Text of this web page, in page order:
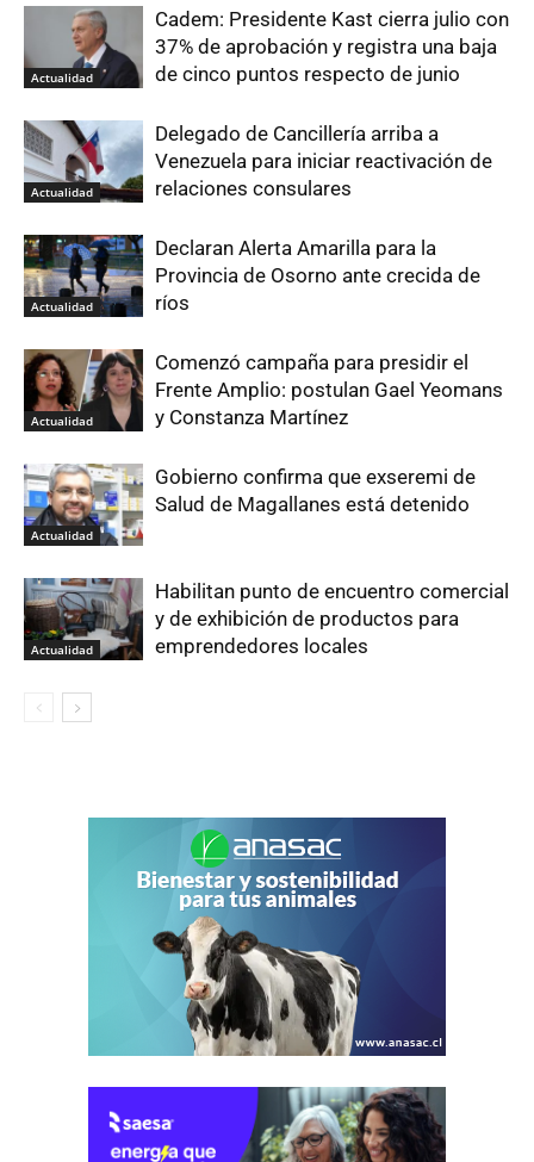
Actualidad
Cadem: Presidente Kast cierra julio con
37% de aprobación y registra una baja
de cinco puntos respecto de junio
Actualidad
Delegado de Cancillería arriba a
Venezuela para iniciar reactivación de
relaciones consulares
Actualidad
Declaran Alerta Amarilla para la
Provincia de Osorno ante crecida de
ríos
Actualidad
Comenzó campaña para presidir el
Frente Amplio: postulan Gael Yeomans
y Constanza Martínez
Actualidad
Gobierno confirma que exseremi de
Salud de Magallanes está detenido
Actualidad
Habilitan punto de encuentro comercial
y de exhibición de productos para
emprendedores locales